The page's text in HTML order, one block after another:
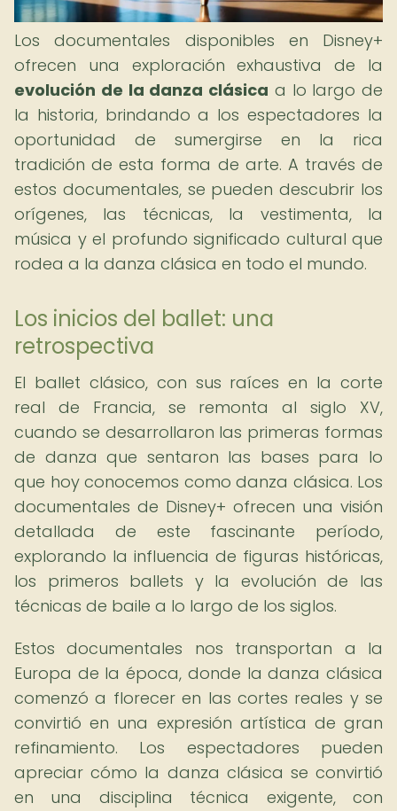
Los documentales disponibles en Disney+
ofrecen una exploración exhaustiva de la
evolución de la danza clásica a lo largo de
la historia, brindando a los espectadores la
oportunidad de sumergirse en la rica
tradición de esta forma de arte. A través de
estos documentales, se pueden descubrir los
orígenes, las técnicas, la vestimenta, la
música y el profundo significado cultural que
rodea a la danza clásica en todo el mundo.
Los inicios del ballet: una
retrospectiva
El ballet clásico, con sus raíces en la corte
real de Francia, se remonta al siglo XV,
cuando se desarrollaron las primeras formas
de danza que sentaron las bases para lo
que hoy conocemos como danza clásica. Los
documentales de Disney+ ofrecen una visión
detallada de este fascinante período,
explorando la influencia de figuras históricas,
los primeros ballets y la evolución de las
técnicas de baile a lo largo de los siglos.
Estos documentales nos transportan a la
Europa de la época, donde la danza clásica
comenzó a florecer en las cortes reales y se
convirtió en una expresión artística de gran
refinamiento. Los espectadores pueden
apreciar cómo la danza clásica se convirtió
en una disciplina técnica exigente, con